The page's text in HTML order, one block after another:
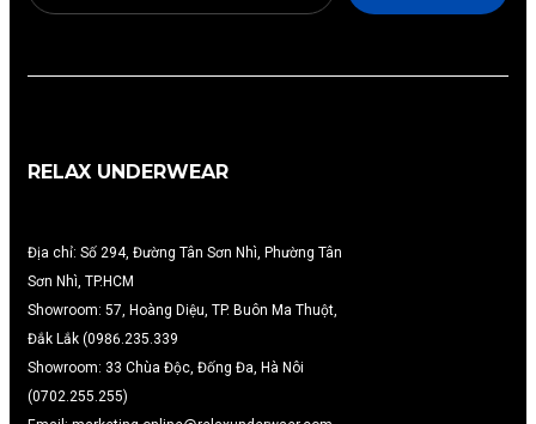
RELAX UNDERWEAR
Địa chỉ: Số 294, Đường Tân Sơn Nhì, Phường Tân
Sơn Nhì, TP.HCM
Showroom: 57, Hoàng Diệu, TP. Buôn Ma Thuột,
Đắk Lắk (0986.235.339
Showroom: 33 Chùa Độc, Đống Đa, Hà Nôi
(0702.255.255)